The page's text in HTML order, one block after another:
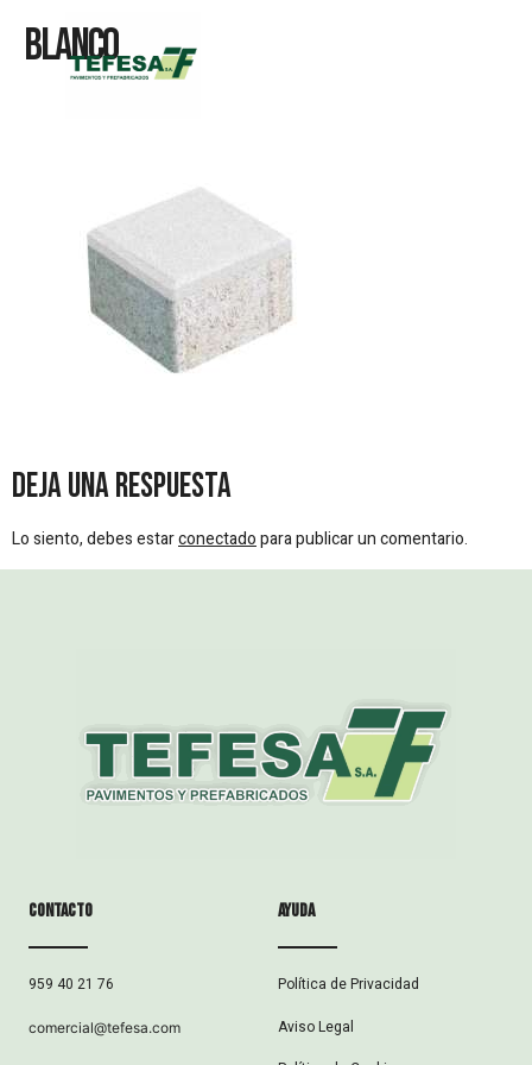
Blanco
Deja una respuesta
Lo siento, debes estarconectadopara publicar un comentario.
Contacto
959 40 21 76
comercial@tefesa.com
ayuda
Política de Privacidad
Aviso Legal